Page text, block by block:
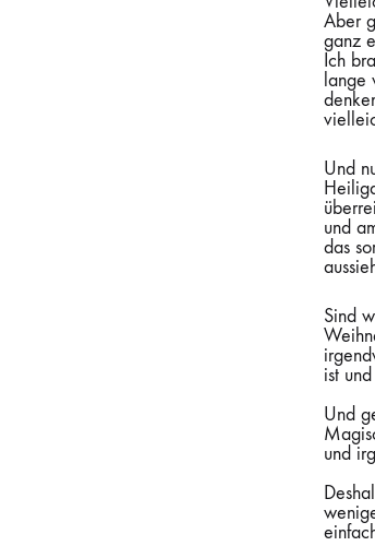
Aber
ganz
Ich
lange
Und
und
das
Sind
ist
Und
und